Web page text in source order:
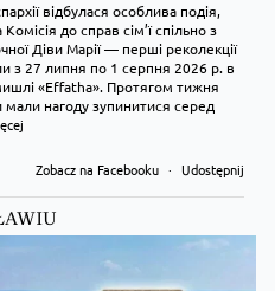
відбулася особлива подія,
до справ сім’ї спільно з
Діви Марії — перші реколекції
з 27 липня по 1 серпня 2026 р. в
«Effatha». Протягом тижня
нагоду зупинитися серед
Zobacz na Facebooku · Udostępnij